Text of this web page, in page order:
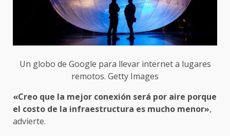
Un globo de Google para llevar internet a lugares
remotos. Getty Images
«Creo que la mejor conexión será por aire porque
el costo de la infraestructura es mucho menor»,
advierte.